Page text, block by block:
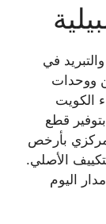
في
50 من الفنيين ووحدات
الكويت
قطع
بأرخص
الأصلي.
اليوم